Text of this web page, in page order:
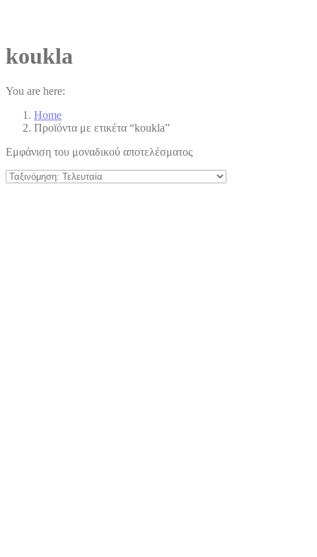
koukla
You are here:
Home
Προϊόντα με ετικέτα “koukla”
Εμφάνιση του μοναδικού αποτελέσματος